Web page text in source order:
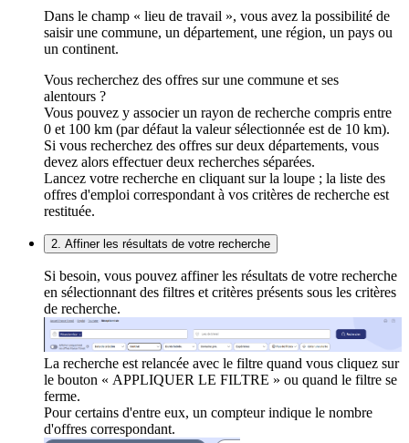
Dans le champ « lieu de travail », vous avez la possibilité de
saisir une commune, un département, une région, un pays ou
un continent.
Vous recherchez des offres sur une commune et ses
alentours ?
Vous pouvez y associer un rayon de recherche compris entre
0 et 100 km (par défaut la valeur sélectionnée est de 10 km).
Si vous recherchez des offres sur deux départements, vous
devez alors effectuer deux recherches séparées.
Lancez votre recherche en cliquant sur la loupe ; la liste des
offres d'emploi correspondant à vos critères de recherche est
restituée.
2. Affiner les résultats de votre recherche
Si besoin, vous pouvez affiner les résultats de votre recherche
en sélectionnant des filtres et critères présents sous les critères
de recherche.
La recherche est relancée avec le filtre quand vous cliquez sur
le bouton « APPLIQUER LE FILTRE » ou quand le filtre se
ferme.
Pour certains d'entre eux, un compteur indique le nombre
d'offres correspondant.